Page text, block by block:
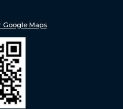
Maps